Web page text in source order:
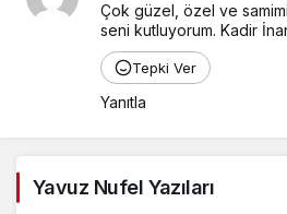
Çok güzel, özel ve
seni kutluyorum. Kadir
Tepki Ver
Yanıtla
Yavuz Nufel Yazıları